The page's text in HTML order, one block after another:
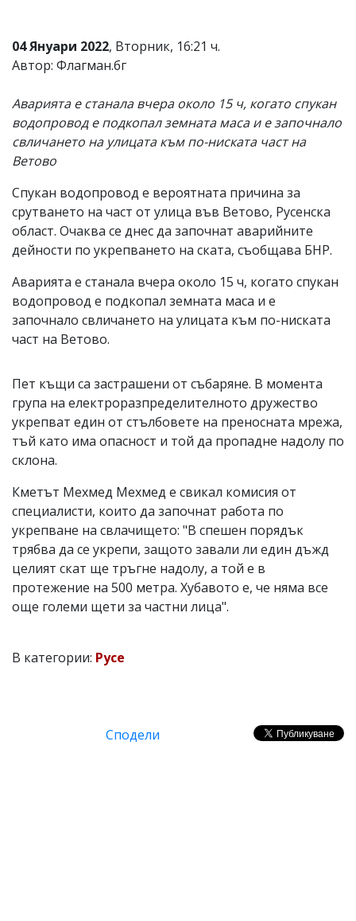
статиите
се
въвеждат
читателите
редакцията
не
носи
за
Ако
откриете
обиден
за
вас
коментар,
моля
сигнализирайте
04 Януари 2022, Вторник, 16:21 ч.
Автор: Флагман.бг
Аварията е станала вчера около 15 ч, когато спукан
водопровод е подкопал земната маса и е започнало
свличането на улицата към по-ниската част на
Ветово
Спукан водопровод е вероятната причина за
срутването на част от улица във Ветово, Русенска
област. Очаква се днес да започнат аварийните
дейности по укрепването на ската, съобщава БНР.
Аварията е станала вчера около 15 ч, когато спукан
водопровод е подкопал земната маса и е
започнало свличането на улицата към по-ниската
част на Ветово.
Пет къщи са застрашени от събаряне. В момента
група на електроразпределителното дружество
укрепват един от стълбовете на преносната мрежа,
тъй като има опасност и той да пропадне надолу по
склона.
Кметът Мехмед Мехмед е свикал комисия от
специалисти, които да започнат работа по
укрепване на свлачището: "В спешен порядък
трябва да се укрепи, защото завали ли един дъжд
целият скат ще тръгне надолу, а той е в
протежение на 500 метра. Хубавото е, че няма все
още големи щети за частни лица".
В категории: Русе
Сподели